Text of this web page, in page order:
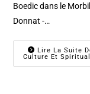
Boedic dans le
Donnat -…
Lire La Suite
Culture Et